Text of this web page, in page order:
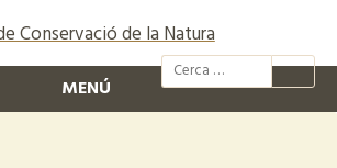
@xcn.cat
MENÚ